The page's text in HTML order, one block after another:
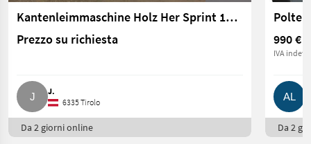
Kantenleimmaschine Holz Her Sprint 1307
Prezzo su richiesta
J.
6335 Tirolo
Da 2 giorni online
990 €
IVA
Da 2